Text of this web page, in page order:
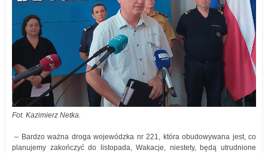
Fot. Kazimierz Netka.
– Bardzo ważna droga wojewódzka nr 221, która obudowywana jest, co
planujemy zakończyć do listopada, Wakacje, niestety, będą utrudnione